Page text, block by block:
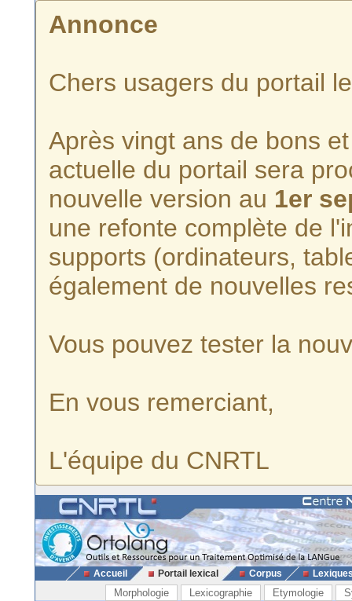
Annonce
Chers usagers du portail
Après vingt ans de bons
actuelle du portail sera
nouvelle version au 1er
une refonte complète de
supports (ordinateurs,
également de nouvelles
Vous pouvez tester la
En vous remerciant,
L'équipe du CNRTL
Accueil Portail lexical Corpus
Morphologie Lexicographie Etymologie